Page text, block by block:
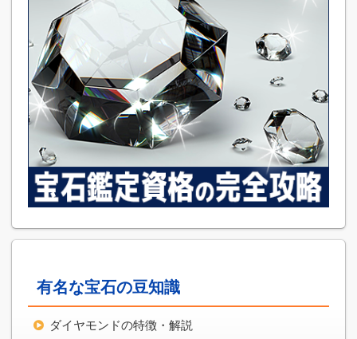
有名な宝石の豆知識
ダイヤモンドの特徴・解説